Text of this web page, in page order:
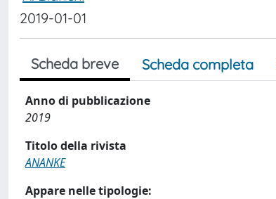
2019-01-01
Scheda breve Scheda completa
Anno di pubblicazione
2019
Titolo della rivista
ANANKE
Appare nelle tipologie: